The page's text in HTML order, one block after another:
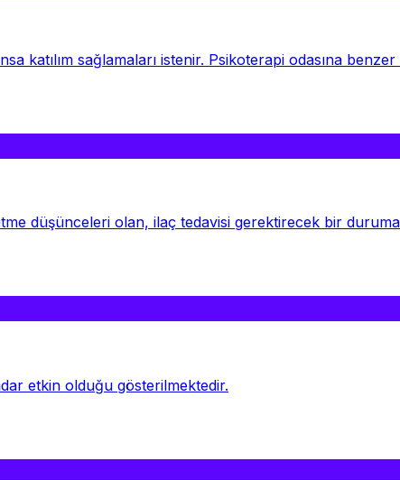
katılım sağlamaları istenir. Psikoterapi odasına
düşünceleri olan, ilaç tedavisi gerektirecek bir duruma
etkin olduğu gösterilmektedir.